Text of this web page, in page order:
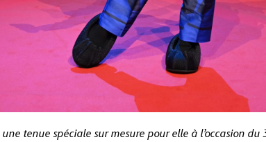
tenue spéciale sur mesure pour elle à l’occasion